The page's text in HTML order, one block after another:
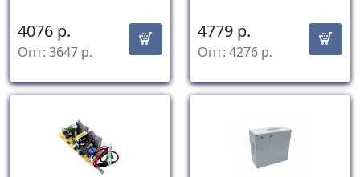
4076 р.
Опт: 3647 р.
4779 р.
Опт: 4276 р.